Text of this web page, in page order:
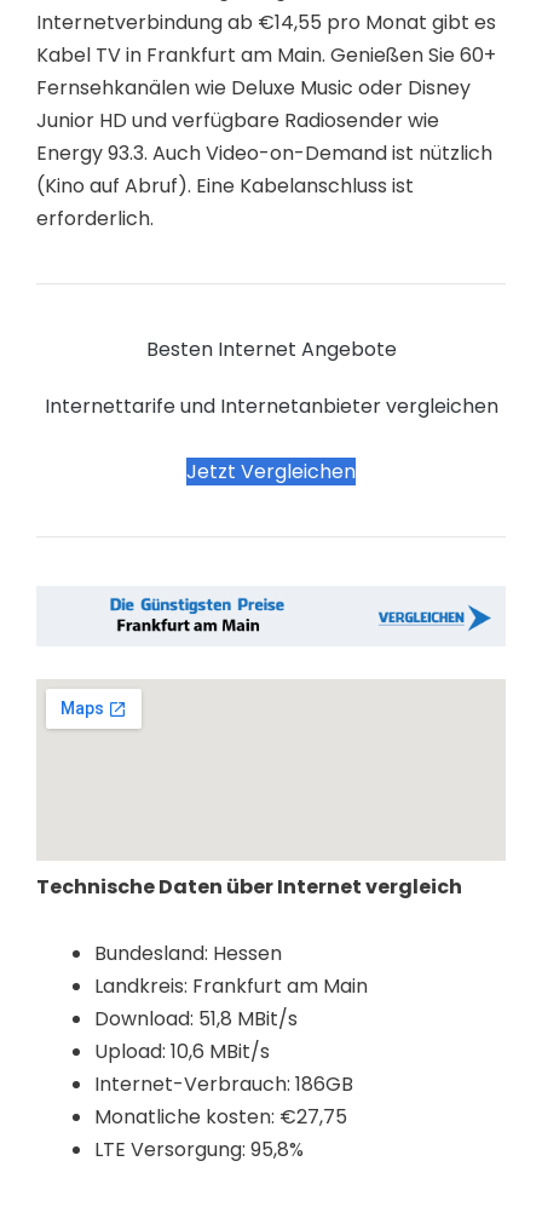
Internetverbindung ab €14,55 pro Monat gibt es
Kabel TV in Frankfurt am Main. Genießen Sie 60+
Fernsehkanälen wie Deluxe Music oder Disney
Junior HD und verfügbare Radiosender wie
Energy 93.3. Auch Video-on-Demand ist nützlich
(Kino auf Abruf). Eine Kabelanschluss ist
erforderlich.
Besten Internet Angebote
Internettarife und Internetanbieter vergleichen
Jetzt Vergleichen
Technische Daten über Internet vergleich
Bundesland: Hessen
Landkreis: Frankfurt am Main
Download: 51,8 MBit/s
Upload: 10,6 MBit/s
Internet-Verbrauch: 186GB
Monatliche kosten: €27,75
LTE Versorgung: 95,8%